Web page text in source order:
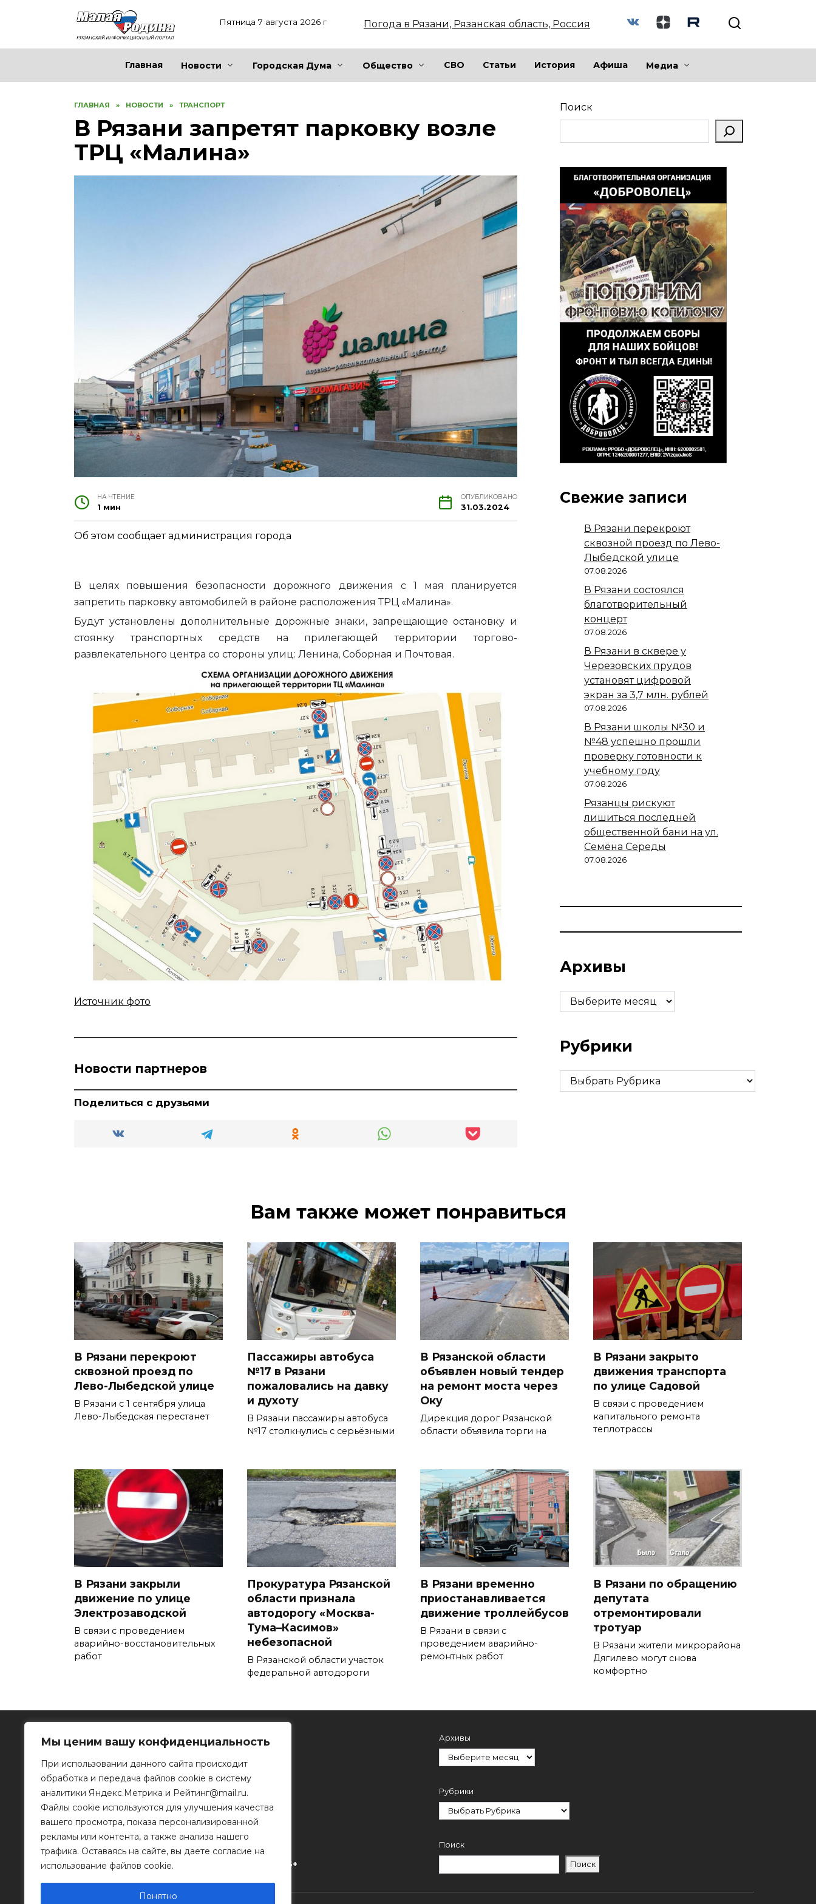
Мы ценим вашу конфиденциальность
При использовании данного сайта происходит
обработка и передача файлов cookie в систему
аналитики Яндекс.Метрика и Рейтинг@mail.ru.
Файлы cookie используются для улучшения качества
вашего просмотра, показа персонализированной
рекламы или контента, а также анализа нашего
трафика. Оставаясь на сайте, вы даете согласие на
использование файлов cookie.
Понятно
Пятница 7 августа 2026 г Погода в Рязани, Рязанская область, Россия
Главная Новости Городская Дума Общество СВО Статьи История Афиша Медиа
ГЛАВНАЯ » НОВОСТИ » ТРАНСПОРТ
В Рязани запретят парковку возле
ТРЦ «Малина»
НА ЧТЕНИЕ
1 мин
ОПУБЛИКОВАНО
31.03.2024
Об этом сообщает администрация города
В целях повышения безопасности дорожного движения с 1 мая планируется
запретить парковку автомобилей в районе расположения ТРЦ «Малина».
Будут установлены дополнительные дорожные знаки, запрещающие остановку и
стоянку транспортных средств на прилегающей территории торгово-
развлекательного центра со стороны улиц: Ленина, Соборная и Почтовая.
Источник фото
Новости партнеров
Поделиться с друзьями
Поиск
Свежие записи
В Рязани перекроют
сквозной проезд по Лево-
Лыбедской улице
07.08.2026
В Рязани состоялся
благотворительный
концерт
07.08.2026
В Рязани в сквере у
Черезовских прудов
установят цифровой
экран за 3,7 млн. рублей
07.08.2026
В Рязани школы №30 и
№48 успешно прошли
проверку готовности к
учебному году
07.08.2026
Рязанцы рискуют
лишиться последней
общественной бани на ул.
Семёна Середы
07.08.2026
Архивы
Архивы
Рубрики
Рубрики
Вам также может понравиться
В Рязани перекроют
сквозной проезд по
Лево-Лыбедской улице
В Рязани с 1 сентября улица
Лево-Лыбедская перестанет
Пассажиры автобуса
№17 в Рязани
пожаловались на давку
и духоту
В Рязани пассажиры автобуса
№17 столкнулись с серьёзными
В Рязанской области
объявлен новый тендер
на ремонт моста через
Оку
Дирекция дорог Рязанской
области объявила торги на
В Рязани закрыто
движения транспорта
по улице Садовой
В связи с проведением
капитального ремонта
теплотрассы
В Рязани закрыли
движение по улице
Электрозаводской
В связи с проведением
аварийно-восстановительных
работ
Прокуратура Рязанской
области признала
автодорогу «Москва-
Тума–Касимов»
небезопасной
В Рязанской области участок
федеральной автодороги
В Рязани временно
приостанавливается
движение троллейбусов
В Рязани в связи с
проведением аварийно-
ремонтных работ
В Рязани по обращению
депутата
отремонтировали
тротуар
В Рязани жители микрорайона
Дягилево могут снова
комфортно
Рязанское информационное агентство
390023, г. Рязань, ул. Горького, д. 32
Телефон: 8 (4912) 46-34-04
Информационные материалы предоставлены
для размещения на сайте их правообладателями.
16+
Архивы
Рубрики
Поиск
Поиск